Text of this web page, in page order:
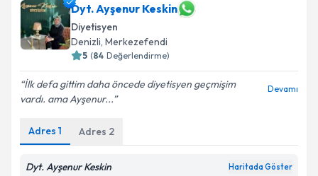
Dyt. Ayşenur Keskin
Diyetisyen
Denizli, Merkezefendi
5 (84 Değerlendirme)
İlk defa gittim daha öncede diyetisyen geçmişim
vardı. ama Ayşenur...
Devamı
Adres 1 Adres 2
Dyt. Ayşenur Keskin Haritada Göster